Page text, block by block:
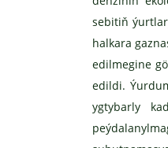
sebitiň
halkara
edilmegine
edildi.
ygtybarly